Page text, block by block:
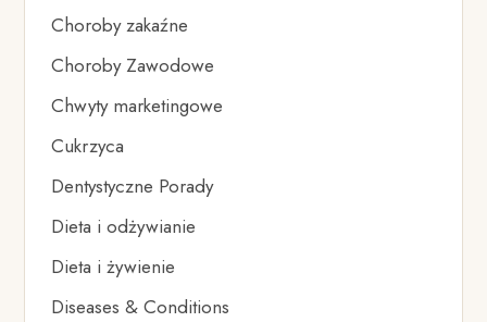
Choroby zakaźne
Choroby Zawodowe
Chwyty marketingowe
Cukrzyca
Dentystyczne Porady
Dieta i odżywianie
Dieta i żywienie
Diseases & Conditions